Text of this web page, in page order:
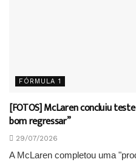
FÓRMULA 1
[FOTOS] McLaren concluiu
bom regressar”
29/07/2026
A McLaren completou uma